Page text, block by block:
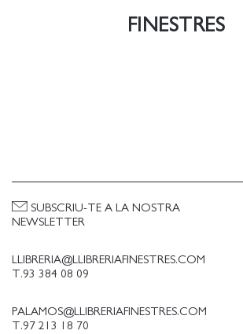
FINESTRES
LLIBRERIA@LLIBRERIAFINESTRES.COM
T.93 384 08 09
PALAMOS@LLIBRERIAFINESTRES.COM
T.97 213 18 70
SUBSCRIU-TE A LA NOSTRA
NEWSLETTER